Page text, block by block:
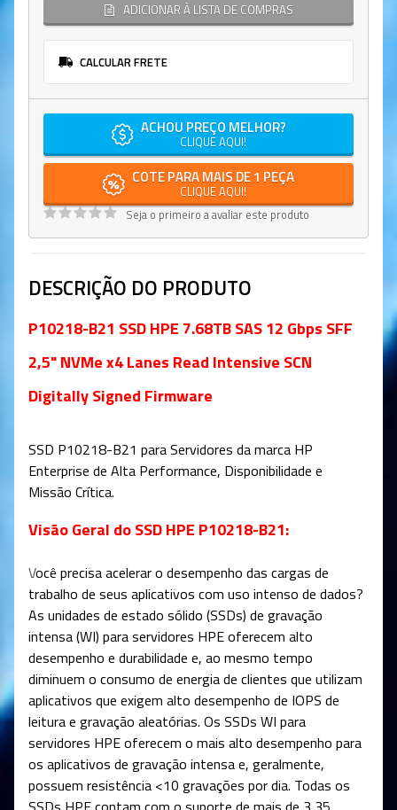
ADICIONAR À LISTA DE COMPRAS
CALCULAR FRETE
ACHOU PREÇO MELHOR?
CLIQUE AQUI!
COTE PARA MAIS DE 1 PEÇA
CLIQUE AQUI!
Seja o primeiro a avaliar este produto
DESCRIÇÃO DO PRODUTO
P10218-B21 SSD HPE 7.68TB SAS 12 Gbps SFF
2,5" NVMe x4 Lanes Read Intensive SCN
Digitally Signed Firmware
SSD P10218-B21 para Servidores da marca HP
Enterprise de Alta Performance, Disponibilidade e
Missão Crítica.
Visão Geral do SSD HPE P10218-B21:
Você precisa acelerar o desempenho das cargas de
trabalho de seus aplicativos com uso intenso de dados?
As unidades de estado sólido (SSDs) de gravação
intensa (WI) para servidores HPE oferecem alto
desempenho e durabilidade e, ao mesmo tempo
diminuem o consumo de energia de clientes que utilizam
aplicativos que exigem alto desempenho de IOPS de
leitura e gravação aleatórias. Os SSDs WI para
servidores HPE oferecem o mais alto desempenho para
os aplicativos de gravação intensa e, geralmente,
possuem resistência <10 gravações por dia. Todas os